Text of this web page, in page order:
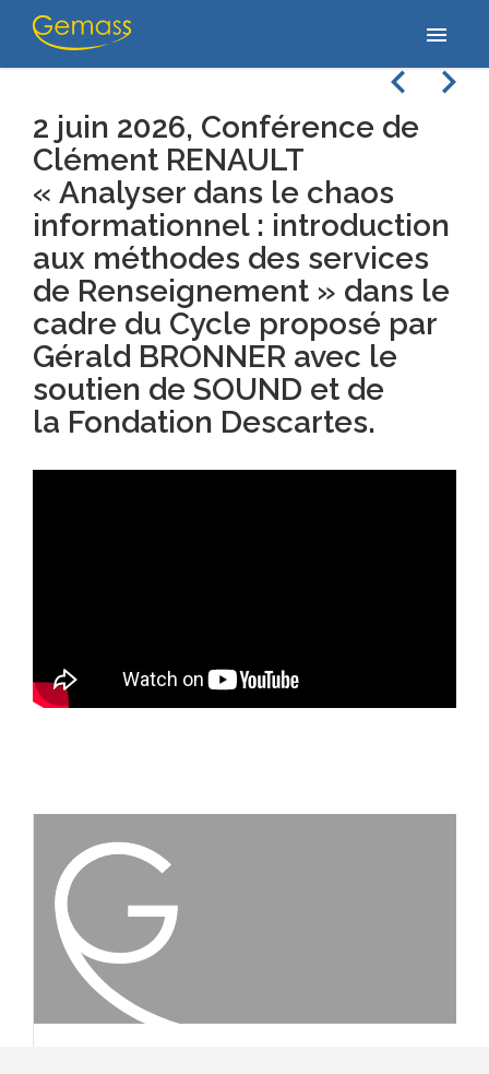
menu
Accueil/Vidéos
« Analyser dans le chaos informationnel : introduction aux…
navigate_beforenavigate_next
2 juin 2026, Conférence de
Clément RENAULT
« Analyser dans le chaos
informationnel : introduction
aux méthodes des services
de Renseignement » dans le
cadre du Cycle proposé par
Gérald BRONNER avec le
soutien de SOUND et de
la Fondation Descartes.